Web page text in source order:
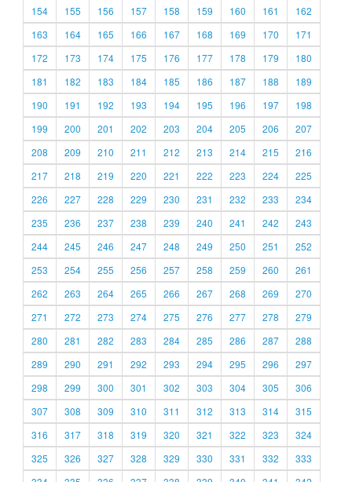
154
155 156 157 158 159 160 161
162
163
164 165 166 167 168 169 170
171
172
173 174 175 176 177 178 179
180
181
182 183 184 185 186 187 188
189
190
191 192 193 194 195 196 197
198
199
200 201 202 203 204 205 206
207
208
209 210 211 212 213 214 215
216
217
218 219 220 221 222 223 224
225
226
227 228 229 230 231 232 233
234
235
236 237 238 239 240 241 242
243
244
245 246 247 248 249 250 251
252
253
254 255 256 257 258 259 260
261
262
263 264 265 266 267 268 269
270
271
272 273 274 275 276 277 278
279
280
281 282 283 284 285 286 287
288
289
290 291 292 293 294 295 296
297
298
299 300 301 302 303 304 305
306
307
308 309 310 311 312 313 314
315
316
317 318 319 320 321 322 323
324
325
326 327 328 329 330 331 332
333